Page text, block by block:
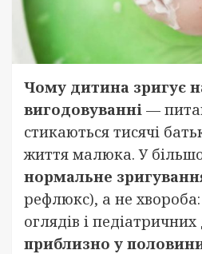
Чому дитина зригує
вигодовуванні —
стикаються тисячі
життя малюка. У
нормальне
рефлюкс), а не
оглядів і
приблизно у